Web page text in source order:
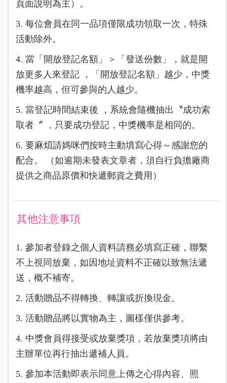
頁面說明為主）。
3. 每位會員在同一品項僅限成功領取一次，特殊
活動除外。
4. 當「開放登記名額」＞「發送份數」，就是開
放更多人來登記 ，「開放登記名額」越少，中獎
機率越高，但可參與的人越少。
5. 當登記時間結束後 ，系統會隨機抽出〝成功索
取者〞 ，只要成功登記，中獎機率是相同的。
6. 要麻煩請媽咪們按時主動填寫心得～感謝您的
配合。 （如逾期未發表文章者，須自行負擔廠商
提供之商品原價和快遞郵資之費用）
其他注意事項
1. 參加者登錄之個人資料請務必填寫正確，聯繫
不上視同放棄，如因地址資料不正確以致無法遞
送，概不補寄。
2. 活動贈品不得轉換、轉讓或折換現金。
3. 活動贈品將以實物為主，圖樣僅供參考。
4. 中獎會員得接受或放棄獎項，若放棄獎項將由
主辦單位再行抽出遞補人員。
5. 參加本活動即表示同意上傳之心得內容、照